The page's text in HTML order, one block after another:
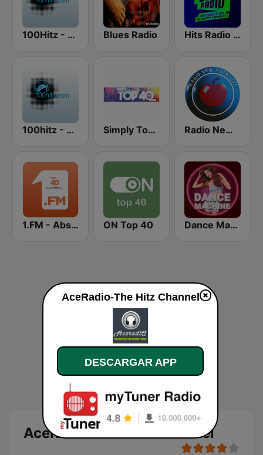
100Hitz - Hot Hitz Blues Radio Hits Radio Manchester
100hitz - Top 40 Simply Top 40 Radio Radio New York Live
1.FM - Absolute Top 40 ON Top 40 Dance Machine
AceRadio-The Hitz Channel
AceRadio-The Hitz Channel
DESCARGAR APP